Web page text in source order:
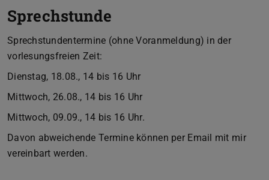
Sprechstunde
Sprechstundentermine (ohne Voranmeldung) in der
vorlesungsfreien Zeit:
Dienstag, 18.08., 14 bis 16 Uhr
Mittwoch, 26.08., 14 bis 16 Uhr
Mittwoch, 09.09., 14 bis 16 Uhr.
Davon abweichende Termine können per Email mit mir
vereinbart werden.